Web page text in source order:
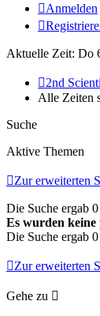
Anmelden
Aktuelle Zeit: Do
2nd
Alle Zeiten
Suche
Aktive Themen
Zur erweiterten
Die Suche ergab
Es wurden keine
Die Suche ergab
Zur erweiterten
Gehe zu